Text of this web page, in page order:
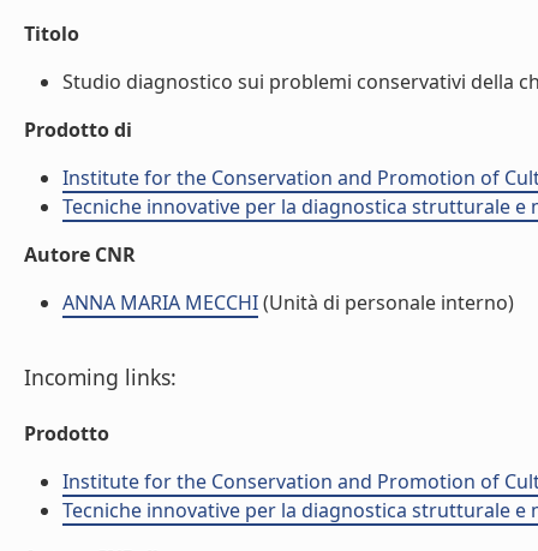
Titolo
Studio diagnostico sui problemi conservativi della
Prodotto di
Institute for the Conservation and Promotion of
Tecniche innovative per la diagnostica strutturale e
Autore CNR
ANNA MARIA MECCHI(Unità di personale interno)
Incoming links:
Prodotto
Institute for the Conservation and Promotion of
Tecniche innovative per la diagnostica strutturale e